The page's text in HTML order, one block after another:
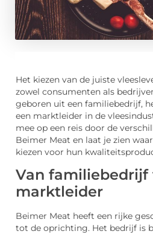
Het kiezen van de juiste
zowel consumenten als
geboren uit een familiebedrijf,
een marktleider in de
mee op een reis door de
Beimer Meat en laat je zien
kiezen voor hun
Van familiebedrijf
marktleider
Beimer Meat heeft een rijke
tot de oprichting. Het bedrijf is